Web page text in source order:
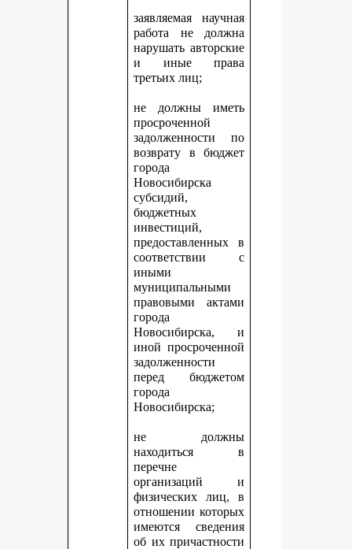
заявляемая научная
работа не должна
нарушать авторские
и иные права
третьих лиц;
не должны иметь
просроченной
задолженности по
возврату в бюджет
города
Новосибирска
субсидий,
бюджетных
инвестиций,
предоставленных в
соответствии с
иными
муниципальными
правовыми актами
города
Новосибирска, и
иной просроченной
задолженности
перед бюджетом
города
Новосибирска;
не должны
находиться в
перечне
организаций и
физических лиц, в
отношении которых
имеются сведения
об их причастности